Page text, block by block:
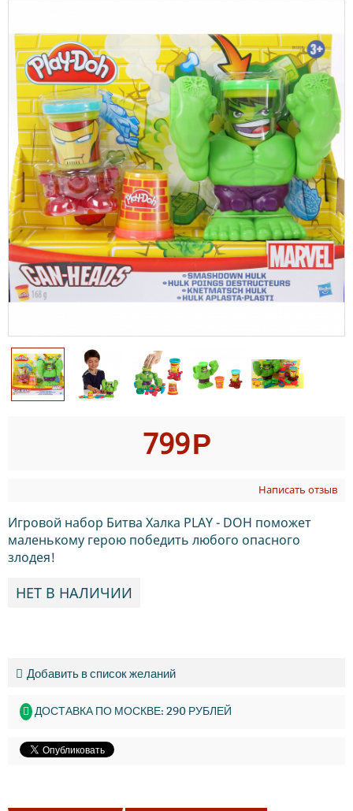
799Р
Написать отзыв
Игровой набор Битва Халка PLAY - DOH поможет
маленькому герою победить любого опасного
злодея!
НЕТ В НАЛИЧИИ
Добавить в список желаний
ДОСТАВКА ПО МОСКВЕ: 290 РУБЛЕЙ